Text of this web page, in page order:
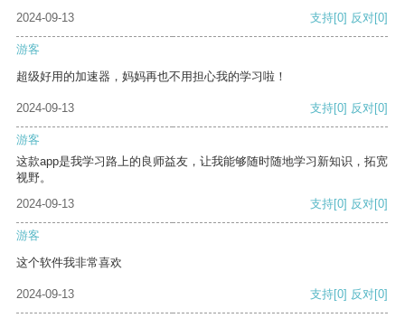
2024-09-13
支持[0] 反对[0]
游客
超级好用的加速器，妈妈再也不用担心我的学习啦！
2024-09-13 支持[0] 反对[0]
游客
这款app是我学习路上的良师益友，让我能够随时随地学习新知识，拓宽
视野。
2024-09-13
支持[0] 反对[0]
游客
这个软件我非常喜欢
2024-09-13 支持[0] 反对[0]